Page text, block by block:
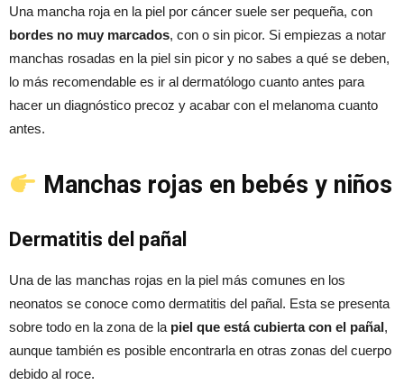
Una mancha roja en la piel por cáncer suele ser pequeña, con
bordes no muy marcados, con o sin picor. Si empiezas a notar
manchas rosadas en la piel sin picor y no sabes a qué se deben,
lo más recomendable es ir al dermatólogo cuanto antes para
hacer un diagnóstico precoz y acabar con el melanoma cuanto
antes.
Manchas rojas en bebés y niños
Dermatitis del pañal
Una de las manchas rojas en la piel más comunes en los
neonatos se conoce como dermatitis del pañal. Esta se presenta
sobre todo en la zona de lapiel que está cubierta con el pañal,
aunque también es posible encontrarla en otras zonas del cuerpo
debido al roce.